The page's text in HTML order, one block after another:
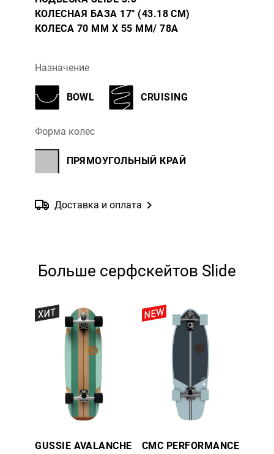
КОЛЕСНАЯ БАЗА 17" (43.18 СМ)
КОЛЕСА 70 ММ X 55 ММ/ 78A
Назначение
BOWL CRUISING
Форма колес
ПРЯМОУГОЛЬНЫЙ КРАЙ
Доставка и оплата
Больше серфскейтов Slide
ХИТ
GUSSIE AVALANCHE
NEW
CMC PERFORMANCE